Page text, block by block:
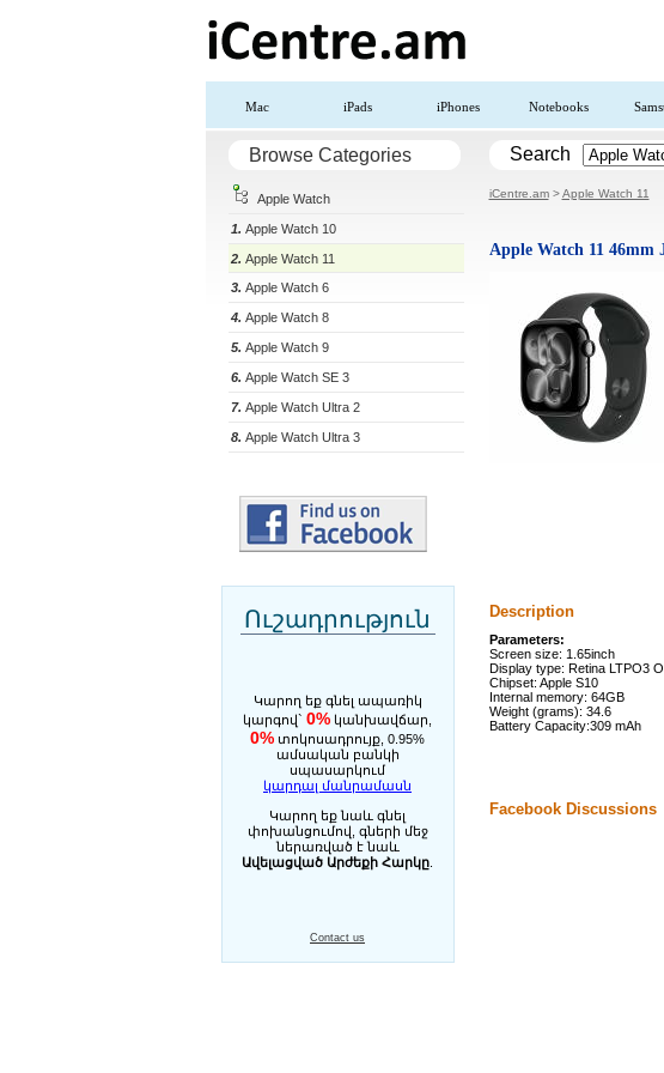
Mac iPads iPhones Notebooks
Browse Categories
Apple Watch
1. Apple Watch 10
2. Apple Watch 11
3. Apple Watch 6
4. Apple Watch 8
5. Apple Watch 9
6. Apple Watch SE 3
7. Apple Watch Ultra 2
8. Apple Watch Ultra 3
Ուշադրություն
Կարող եք գնել ապառիկ
կարգով` 0% կանխավճար,
0% տոկոսադրույք, 0.95%
ամսական բանկի
սպասարկում
կարդալ մանրամասն
Կարող եք նաև գնել
փոխանցումով, գների մեջ
ներառված է նաև
Ավելացված Արժեքի Հարկը
Contact us
Search
iCentre.am>Apple Watch 11
Apple Watch 11 46mm
Description
Parameters:
Screen size: 1.65inch
Display type: Retina LTPO3
Chipset: Apple S10
Internal memory: 64GB
Weight (grams): 34.6
Battery Capacity:309 mAh
Facebook Discussions